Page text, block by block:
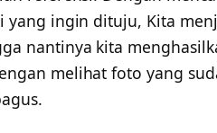
yang ingin dituju, Kita
nantinya kita
melihat foto yang